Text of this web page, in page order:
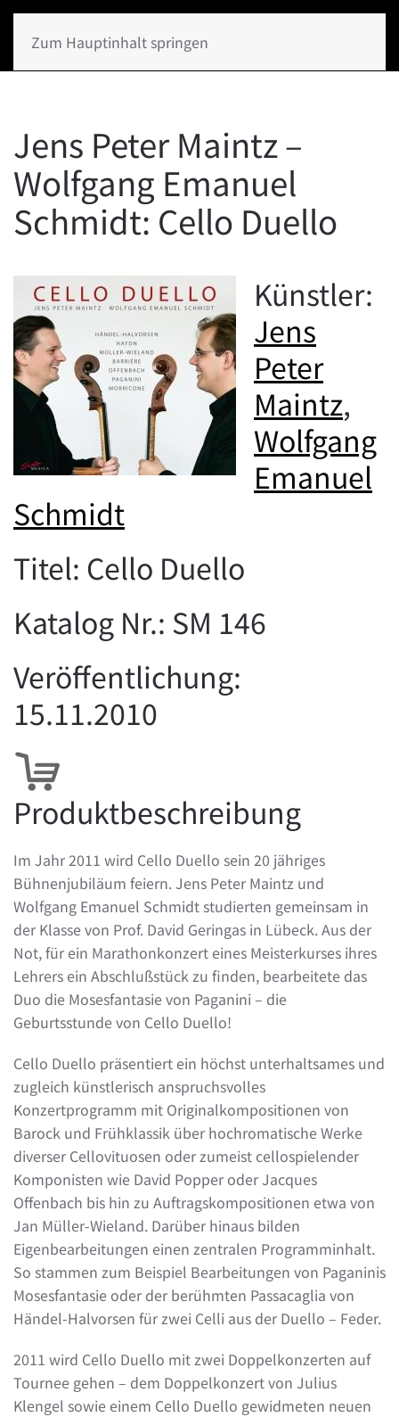
Zum Hauptinhalt springen
Jens Peter Maintz –
Wolfgang Emanuel
Schmidt: Cello Duello
Künstler:
Jens
Peter
Maintz,
Wolfgang
Emanuel
Schmidt
Titel: Cello Duello
Katalog Nr.: SM 146
Veröffentlichung:
15.11.2010
Produktbeschreibung
Im Jahr 2011 wird Cello Duello sein 20 jähriges
Bühnenjubiläum feiern. Jens Peter Maintz und
Wolfgang Emanuel Schmidt studierten gemeinsam in
der Klasse von Prof. David Geringas in Lübeck. Aus der
Not, für ein Marathonkonzert eines Meisterkurses ihres
Lehrers ein Abschlußstück zu finden, bearbeitete das
Duo die Mosesfantasie von Paganini – die
Geburtsstunde von Cello Duello!
Cello Duello präsentiert ein höchst unterhaltsames und
zugleich künstlerisch anspruchsvolles
Konzertprogramm mit Originalkompositionen von
Barock und Frühklassik über hochromatische Werke
diverser Cellovituosen oder zumeist cellospielender
Komponisten wie David Popper oder Jacques
Offenbach bis hin zu Auftragskompositionen etwa von
Jan Müller-Wieland. Darüber hinaus bilden
Eigenbearbeitungen einen zentralen Programminhalt.
So stammen zum Beispiel Bearbeitungen von Paganinis
Mosesfantasie oder der berühmten Passacaglia von
Händel-Halvorsen für zwei Celli aus der Duello – Feder.
2011 wird Cello Duello mit zwei Doppelkonzerten auf
Tournee gehen – dem Doppelkonzert von Julius
Klengel sowie einem Cello Duello gewidmeten neuen